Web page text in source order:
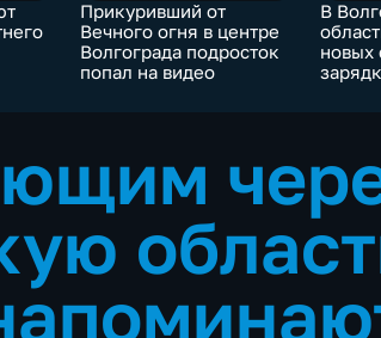
Прикуривший от
Вечного огня в центре
Волгограда подросток
попал на видео
В
новых